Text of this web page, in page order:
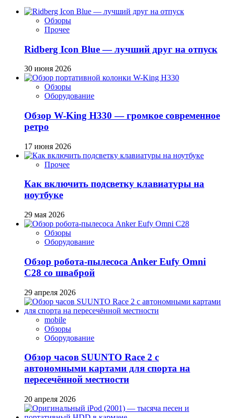
Обзоры
Прочее
Ridberg Icon Blue — лучший друг на отпуск
30 июня 2026
Обзоры
Оборудование
Обзор W-King H330 — громкое современное
ретро
17 июня 2026
Прочее
Как включить подсветку клавиатуры на
ноутбуке
29 мая 2026
Обзоры
Оборудование
Обзор робота-пылесоса Anker Eufy Omni
C28 со шваброй
29 апреля 2026
mobile
Обзоры
Оборудование
Обзор часов SUUNTO Race 2 с
автономными картами для спорта на
пересечённой местности
20 апреля 2026